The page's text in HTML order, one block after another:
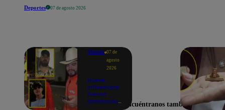
Deportes 07 de agosto 2026
Mundo 07 de
agosto
2026
Nueve
influencers
fueron
asesinados
Encuéntranos también en